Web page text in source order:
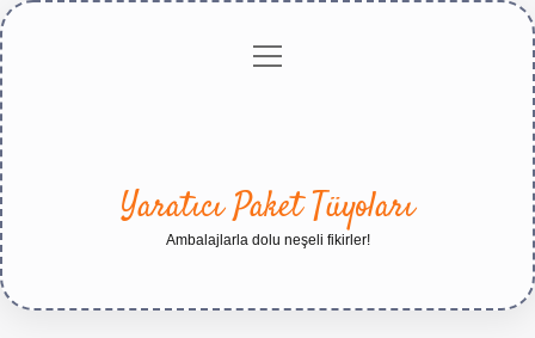
Gizlilikmenüyü
Yaratıcı Paket Tüyoları
Ambalajlarla dolu neşeli fikirler!